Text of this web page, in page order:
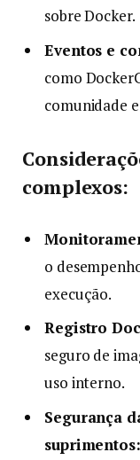
sobre Docker.
Eventos e
como
comunidade
complexos:
o
execução.
Registro
seguro de
uso interno.
Segurança
suprimentos: